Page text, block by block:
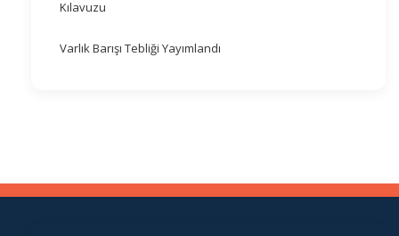
Kılavuzu
Varlık Barışı Tebliği Yayımlandı